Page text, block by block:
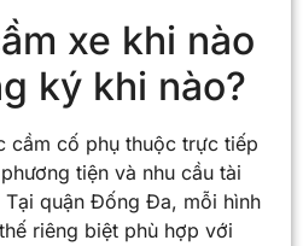
xe khi nào
ký khi nào?
cầm cố phụ thuộc trực tiếp
tiện và nhu cầu tài
quận Đống Đa, mỗi hình
riêng biệt phù hợp với